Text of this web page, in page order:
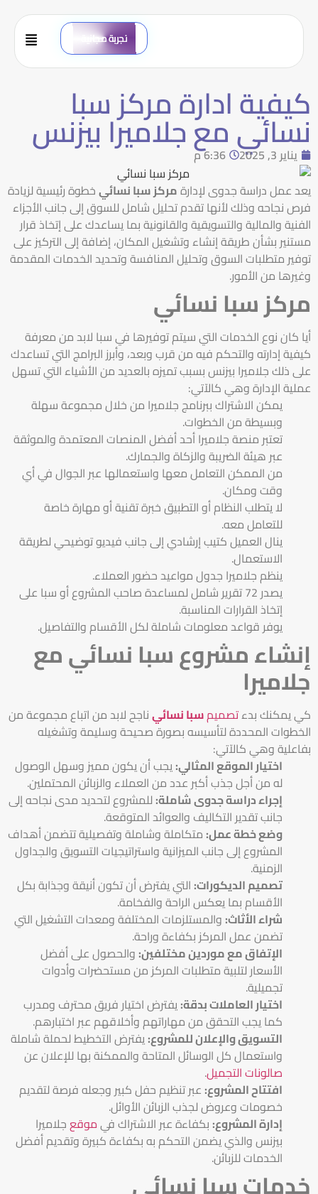
تجربة مجانية
كيفية ادارة مركز سبا
نسائي مع جلاميرا بيزنس
يناير 3, 2025
6:36 م
يعد عمل دراسة جدوى لإدارةمركز سبا نسائيخطوة رئيسية لزيادة
فرص نجاحه وذلك لأنها تقدم تحليل شامل للسوق إلى جانب الأجزاء
الفنية والمالية والتسويقية والقانونية بما يساعدك على إتخاذ قرار
مستنير بشأن طريقة إنشاء وتشغيل المكان، إضافة إلى التركيز على
توفير متطلبات السوق وتحليل المنافسة وتحديد الخدمات المقدمة
وغيرها من الأمور.
مركز سبا نسائي
أيا كان نوع الخدمات التي سيتم توفيرها في سبا لابد من معرفة
كيفية إدارته والتحكم فيه من قرب وبعد، وأبرز البرامج التي تساعدك
على ذلك جلاميرا بيزنس بسبب تميزه بالعديد من الأشياء التي تسهل
عملية الإدارة وهي كالآتي:
يمكن الاشتراك ببرنامج جلاميرا من خلال مجموعة سهلة
وبسيطة من الخطوات.
تعتبر منصة جلاميرا أحد أفضل المنصات المعتمدة والموثقة
عبر هيئة الضريبة والزكاة والجمارك.
من الممكن التعامل معها واستعمالها عبر الجوال في أي
وقت ومكان.
لا يتطلب النظام أو التطبيق خبرة تقنية أو مهارة خاصة
للتعامل معه.
ينال العميل كتيب إرشادي إلى جانب فيديو توضيحي لطريقة
الاستعمال.
ينظم جلاميرا جدول مواعيد حضور العملاء.
يصدر 72 تقرير شامل لمساعدة صاحب المشروع أو سبا على
إتخاذ القرارات المناسبة.
يوفر قواعد معلومات شاملة لكل الأقسام والتفاصيل.
إنشاء مشروع سبا نسائي مع
جلاميرا
كي يمكنك بدءتصميمسبا نسائيناجح لابد من اتباع مجموعة من
الخطوات المحددة لتأسيسه بصورة صحيحة وسليمة وتشغيله
بفاعلية وهي كالآتي:
اختيار الموقع المثالي:يجب أن يكون مميز وسهل الوصول
له من أجل جذب أكبر عدد من العملاء والزبائن المحتملين.
إجراء دراسة جدوى شاملة:للمشروع لتحديد مدى نجاحه إلى
جانب تقدير التكاليف والعوائد المتوقعة.
وضع خطة عمل: متكاملة وشاملة وتفصيلية تتضمن أهداف
المشروع إلى جانب الميزانية واستراتيجيات التسويق والجداول
الزمنية.
تصميم الديكورات: التي يفترض أن تكون أنيقة وجذابة بكل
الأقسام بما يعكس الراحة والفخامة.
شراء الأثاث: والمستلزمات المختلفة ومعدات التشغيل التي
تضمن عمل المركز بكفاءة وراحة.
الإتفاق مع موردين مختلفين: والحصول على أفضل
الأسعار لتلبية متطلبات المركز من مستحضرات وأدوات
تجميلية.
اختيار العاملات بدقة:يفترض اختيار فريق محترف ومدرب
كما يجب التحقق من مهاراتهم وأخلاقهم عبر اختبارهم.
التسويق والإعلان للمشروع:يفترض التخطيط لحملة شاملة
واستعمال كل الوسائل المتاحة والممكنة بها للإعلان عن
صالونات التجميل.
افتتاح المشروع: عبر تنظيم حفل كبير وجعله فرصة لتقديم
خصومات وعروض لجذب الزبائن الأوائل.
إدارة المشروع: بكفاءة عبر الاشتراك فيموقعجلاميرا
بيزنس والذي يضمن التحكم به بكفاءة كبيرة وتقديم أفضل
الخدمات للزبائن.
خدمات سبا نسائي